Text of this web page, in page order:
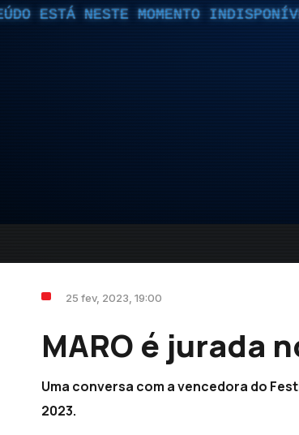
ESTÁ NESTE MOMENTO
25 fev, 2023, 19:00
MARO é jurada
Uma conversa com a vencedora do
2023.